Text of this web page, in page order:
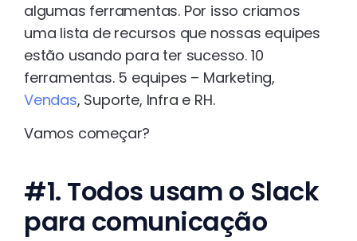
algumas ferramentas. Por isso criamos
uma lista de recursos que nossas equipes
estão usando para ter sucesso. 10
ferramentas. 5 equipes – Marketing,
Vendas, Suporte, Infra e RH.
Vamos começar?
#1. Todos usam o Slack
para comunicação